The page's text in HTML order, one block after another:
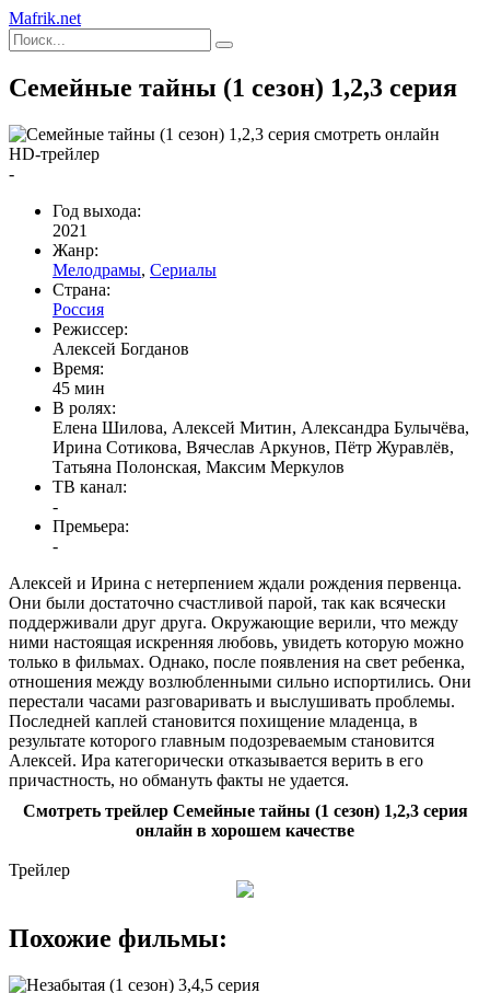
Mafrik.net
Семейные тайны (1 сезон) 1,2,3 серия
HD-трейлер
-
Год выхода:
2021
Жанр:
Мелодрамы, Сериалы
Страна:
Россия
Режиссер:
Алексей Богданов
Время:
45 мин
В ролях:
Елена Шилова, Алексей Митин, Александра Булычёва,
Ирина Сотикова, Вячеслав Аркунов, Пётр Журавлёв,
Татьяна Полонская, Максим Меркулов
ТВ канал:
-
Премьера:
-
Алексей и Ирина с нетерпением ждали рождения первенца.
Они были достаточно счастливой парой, так как всячески
поддерживали друг друга. Окружающие верили, что между
ними настоящая искренняя любовь, увидеть которую можно
только в фильмах. Однако, после появления на свет ребенка,
отношения между возлюбленными сильно испортились. Они
перестали часами разговаривать и выслушивать проблемы.
Последней каплей становится похищение младенца, в
результате которого главным подозреваемым становится
Алексей. Ира категорически отказывается верить в его
причастность, но обмануть факты не удается.
Смотреть трейлер Семейные тайны (1 сезон) 1,2,3 серия
онлайн в хорошем качестве
Трейлер
Похожие фильмы: